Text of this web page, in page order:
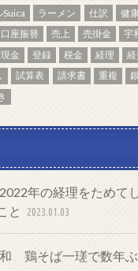
ラーメン 仕訳 健
口座振替 売上 売掛金 宇
現金 登録 税金 経理
試算表 請求書 重複
年の経理をためて
と
2023.01.03
鶏そば一瑳で数年ぶ